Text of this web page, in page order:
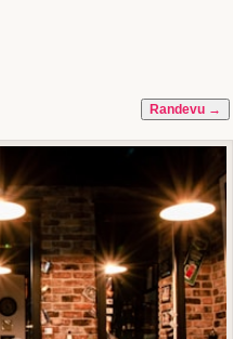
Randevu →